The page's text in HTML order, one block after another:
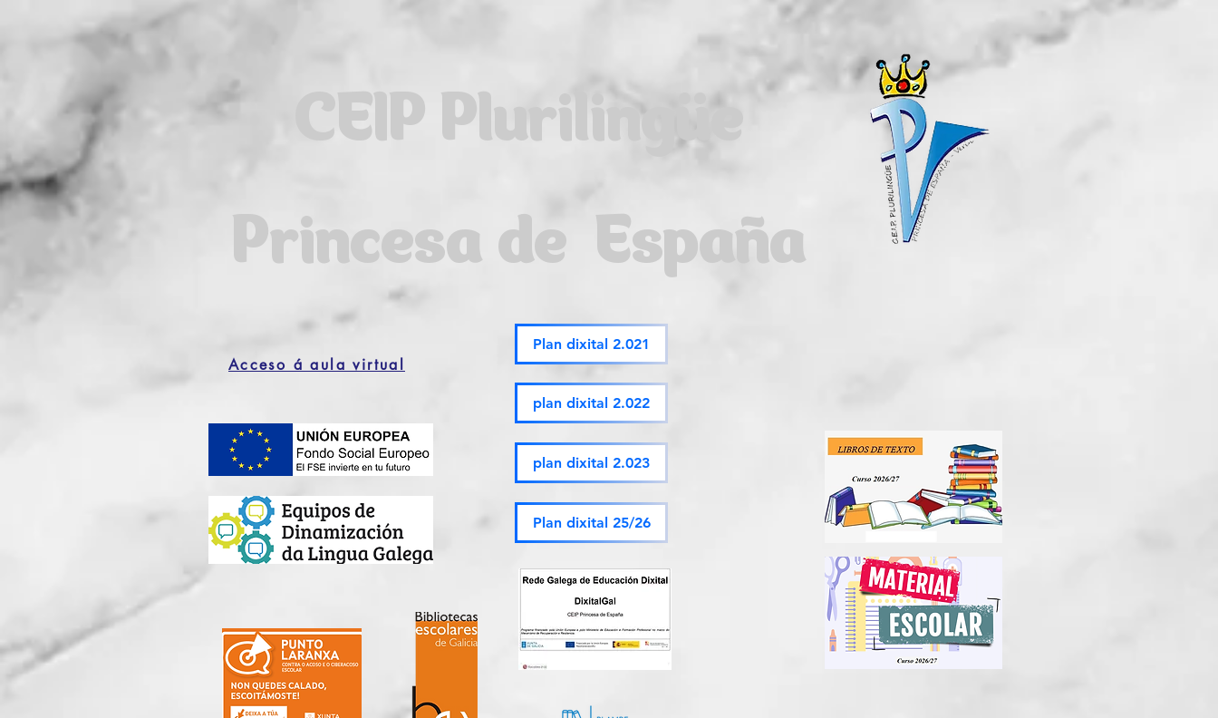
CEIP Plurilingüe
Princesa de España
Acceso á aula virtual
Plan dixital 2.021
plan dixital 2.022
plan dixital 2.023
Plan dixital 25/26